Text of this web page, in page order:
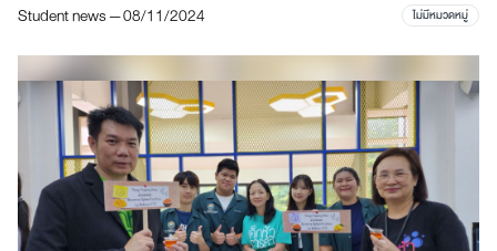
Student news — 08/11/2024 ไม่มีหมวดหมู่